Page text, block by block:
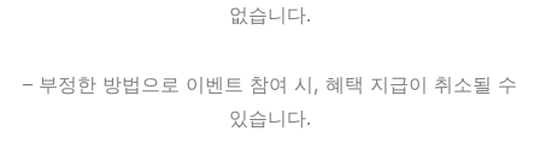
없습니다.
– 부정한 방법으로 이벤트 참여 시, 혜택 지급이 취소될 수
있습니다.